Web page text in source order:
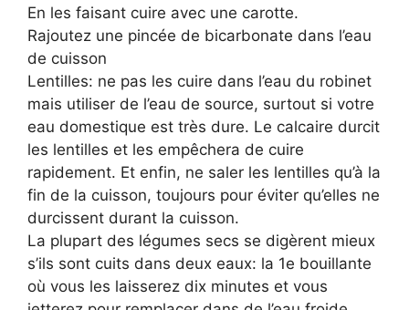
En les faisant cuire avec une carotte.
Rajoutez une pincée de bicarbonate dans l’eau
de cuisson
Lentilles: ne pas les cuire dans l’eau du robinet
mais utiliser de l’eau de source, surtout si votre
eau domestique est très dure. Le calcaire durcit
les lentilles et les empêchera de cuire
rapidement. Et enfin, ne saler les lentilles qu’à la
fin de la cuisson, toujours pour éviter qu’elles ne
durcissent durant la cuisson.
La plupart des légumes secs se digèrent mieux
s’ils sont cuits dans deux eaux: la 1e bouillante
où vous les laisserez dix minutes et vous